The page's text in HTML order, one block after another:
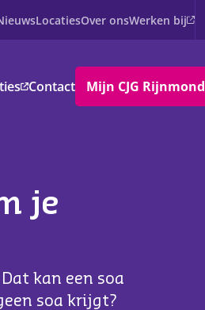
LocatiesOver onsWerken bij
Contact Mijn CJG Rijnmond
je
kan een soa
soa krijgt?